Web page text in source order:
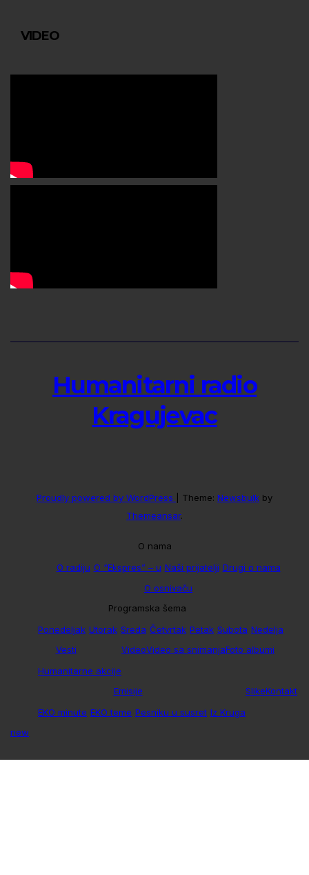
VIDEO
Humanitarni radio
Kragujevac
Proudly powered by WordPress Theme: Newsbulk by
Themeansar.
O nama
O radiju O “Ekspres” – u Naši prijatelji Drugi o nama
O osnivaču
Programska šema
Ponedeljak Utorak Sreda Četvrtak Petak Subota Nedelja
Vesti
Humanitarne akcije
VideoVideo sa snimanjaFoto albumi
Emisije
EKO minute EKO teme Pesniku u susret Iz Kruga
SlikeKontakt
new